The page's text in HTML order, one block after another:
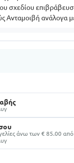
σχεδίου
Ανταμοιβή ανάλογα
άνω των € 85.00